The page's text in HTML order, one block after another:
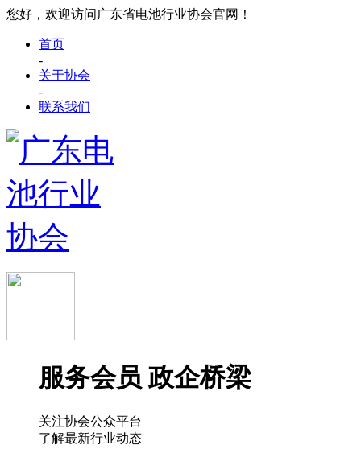
您好，欢迎访问广东省电池行业协会官网！
首页
-
关于协会
-
联系我们
服务会员 政企桥梁
关注协会公众平台
了解最新行业动态